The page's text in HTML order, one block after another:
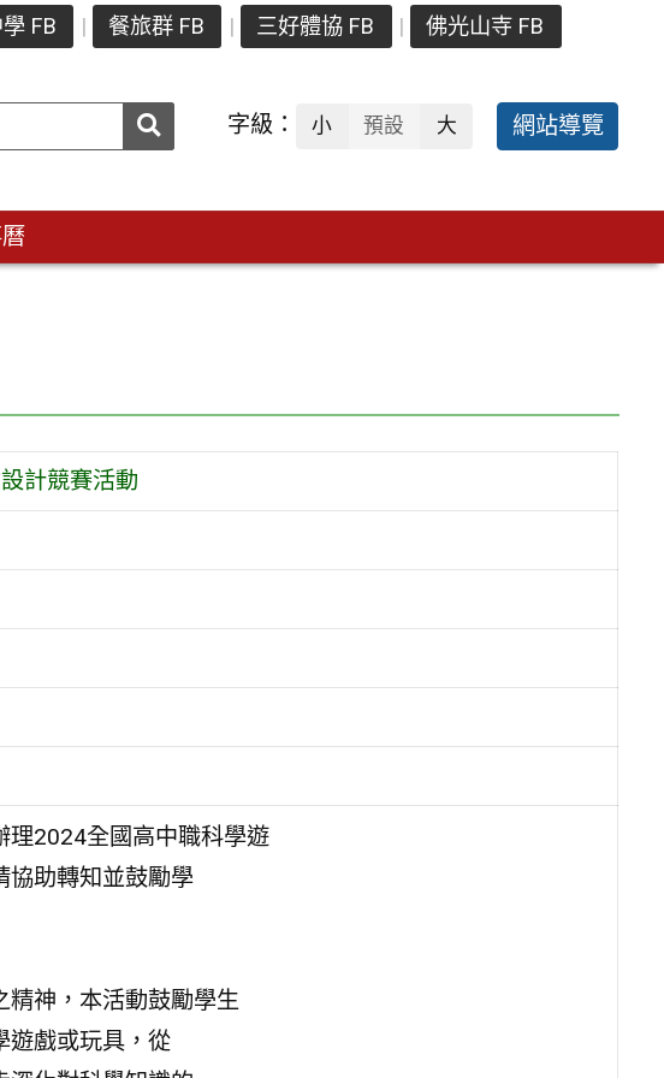
FB 餐旅群 FB 三好體協 FB 佛光山寺 FB
送出 字級： 小 預設 大 網站導覽
計競賽活動
理2024全國高中職科學遊
協助轉知並鼓勵學
精神，本活動鼓勵學生
遊戲或玩具，從